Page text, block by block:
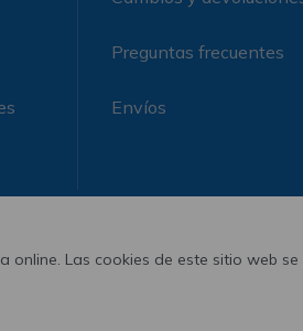
online. Las cookies de este sitio web
Preguntas frecuentes
Envíos